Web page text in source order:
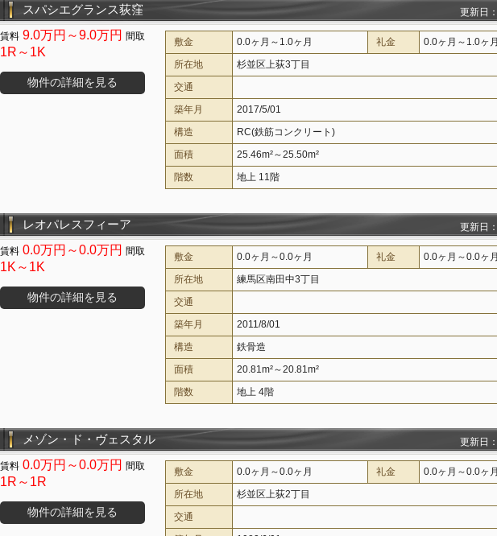
スパシエグランス荻窪 更新日
9.0万円～9.0万円
1R～1K
物件の詳細を見る
敷金 0.0ヶ月～1.0ヶ月 礼金
0.0ヶ月～1.0ヶ月
所在地
杉並区上荻3丁目
交通
築年月
2017/5/01
構造
RC(鉄筋コンクリート)
面積
25.46m²～25.50m²
階数
地上 11階
レオパレスフィーア 更新日
0.0万円～0.0万円
1K～1K
物件の詳細を見る
敷金 0.0ヶ月～0.0ヶ月 礼金
0.0ヶ月～0.0ヶ月
所在地
練馬区南田中3丁目
交通
築年月
2011/8/01
構造
鉄骨造
面積
20.81m²～20.81m²
階数
地上 4階
メゾン・ド・ヴェスタル 更新日
0.0万円～0.0万円
1R～1R
物件の詳細を見る
敷金 0.0ヶ月～0.0ヶ月 礼金
0.0ヶ月～0.0ヶ月
所在地
杉並区上荻2丁目
交通